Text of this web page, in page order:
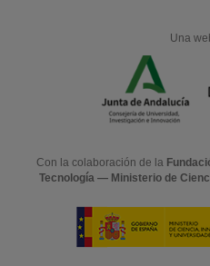
Una
Con la colaboración de la
Tecnología — Ministerio de